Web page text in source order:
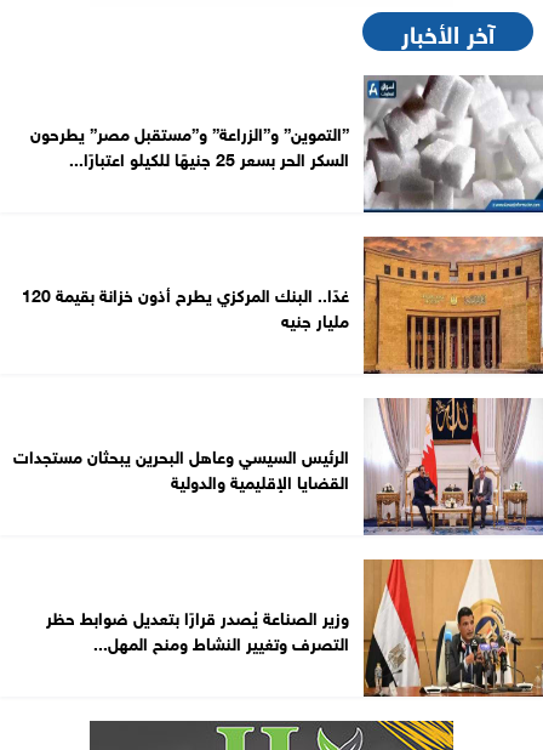
آخر الأخبار
”التموين” و”الزراعة” و”مستقبل مصر” يطرحون
السكر الحر بسعر 25 جنيهًا للكيلو اعتبارًا...
غدًا.. البنك المركزي يطرح أذون خزانة بقيمة 120
مليار جنيه
الرئيس السيسي وعاهل البحرين يبحثان مستجدات
القضايا الإقليمية والدولية
وزير الصناعة يُصدر قرارًا بتعديل ضوابط حظر
التصرف وتغيير النشاط ومنح المهل...